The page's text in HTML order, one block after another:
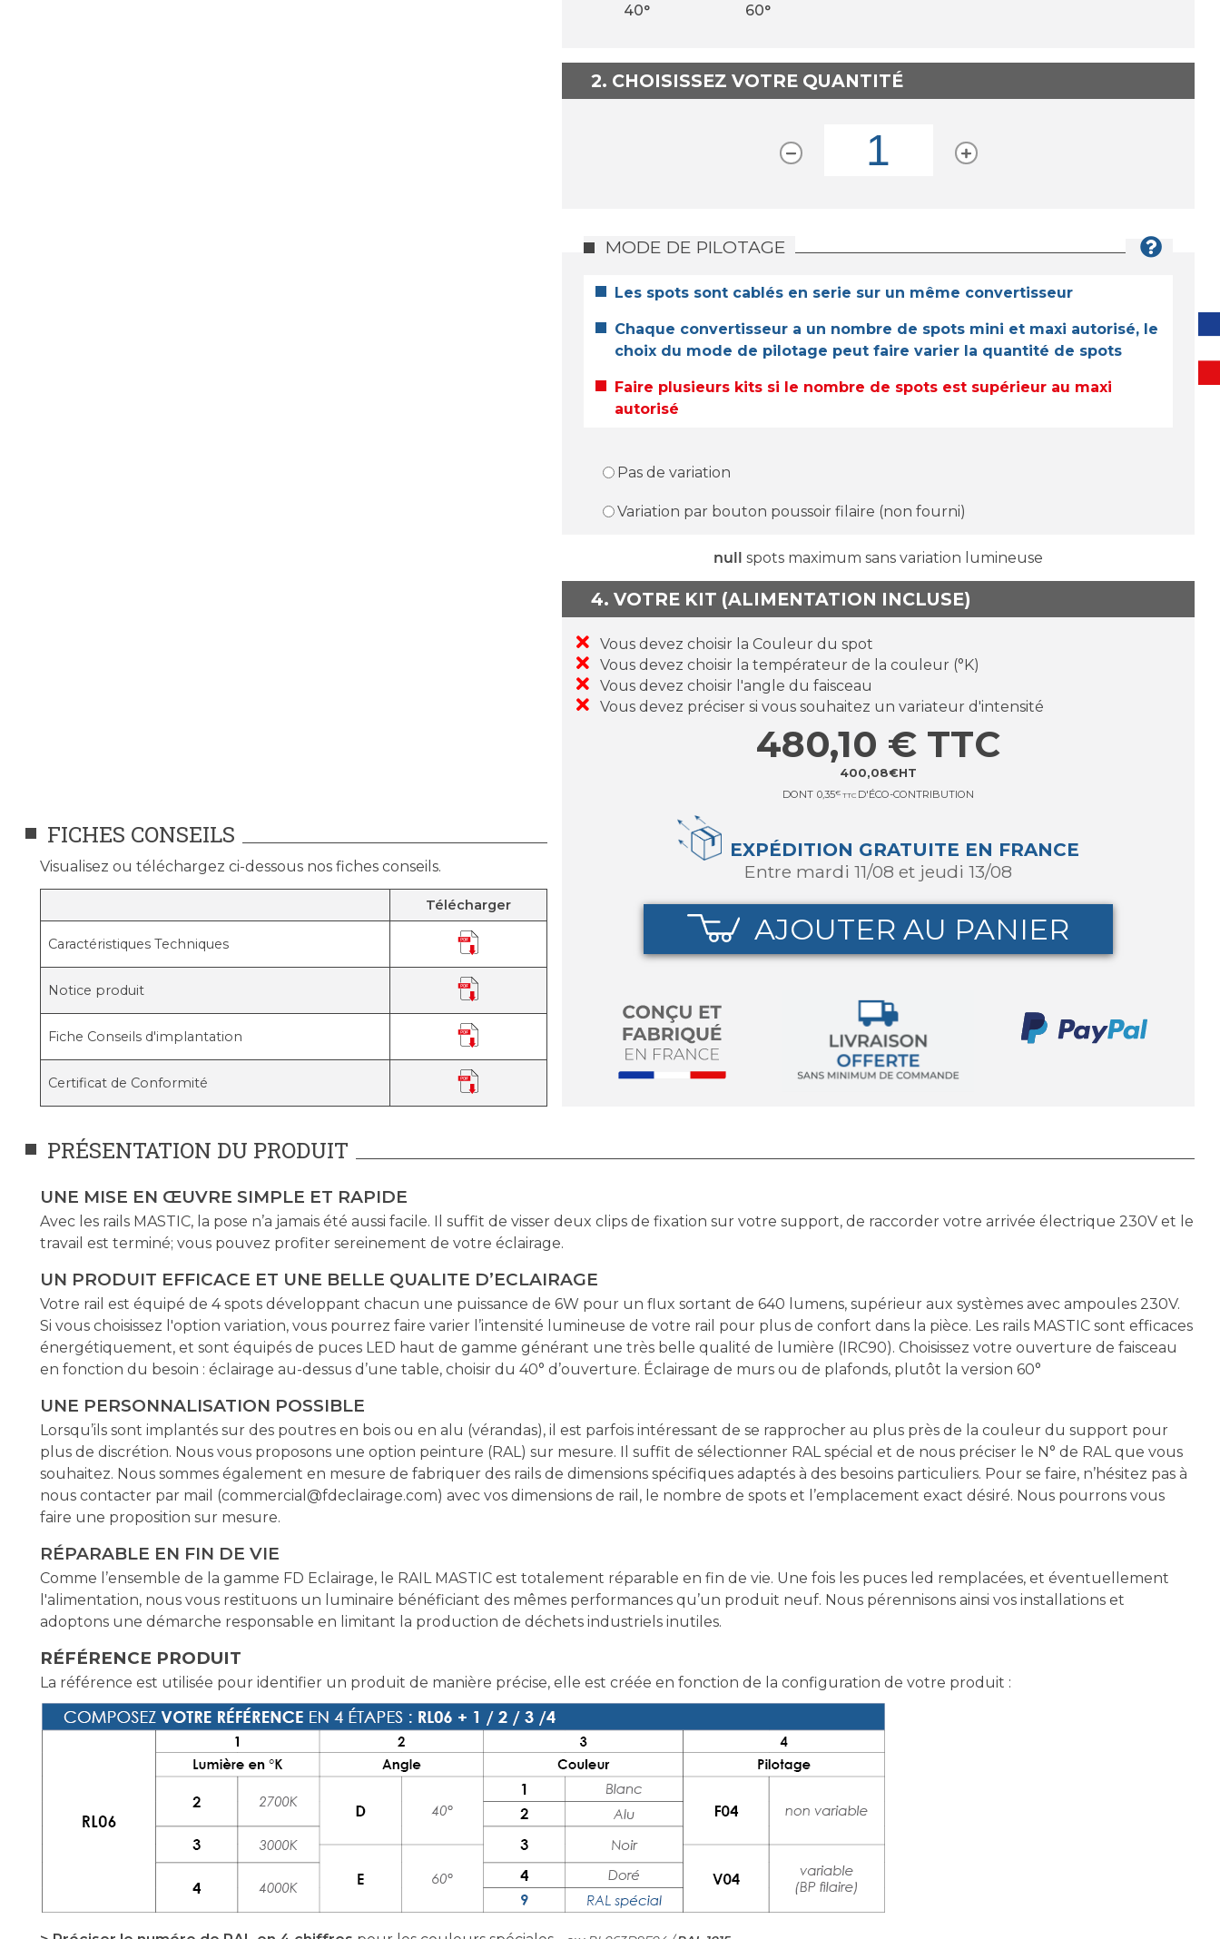
FICHES CONSEILS
Visualisez ou téléchargez ci-dessous nos fiches conseils.
Télécharger
Caractéristiques Techniques
Notice produit
Fiche Conseils d'implantation
Certificat de Conformité
40° 60°
2. CHOISISSEZ VOTRE QUANTITÉ
MODE DE PILOTAGE
Les spots sont cablés en serie sur un même convertisseur
Chaque convertisseur a un nombre de spots mini et maxi autorisé, le
choix du mode de pilotage peut faire varier la quantité de spots
Faire plusieurs kits si le nombre de spots est supérieur au maxi
autorisé
Pas de variation
Variation par bouton poussoir filaire (non fourni)
null spots maximum sans variation lumineuse
4. VOTRE KIT (ALIMENTATION INCLUSE)
Vous devez choisir la Couleur du spot
Vous devez choisir la températeur de la couleur (°K)
Vous devez choisir l'angle du faisceau
Vous devez préciser si vous souhaitez un variateur d'intensité
400,08€HT
480,10 € TTC
DONT 0,35€ TTC D'ÉCO-CONTRIBUTION
EXPÉDITION GRATUITE EN FRANCE
entre mardi 11/08 et jeudi 13/08
AJOUTER AU PANIER
PRÉSENTATION DU PRODUIT
UNE MISE EN ŒUVRE SIMPLE ET RAPIDE
Avec les rails MASTIC, la pose n’a jamais été aussi facile. Il suffit de visser deux clips de fixation sur votre support, de raccorder votre arrivée électrique 230V et le
travail est terminé; vous pouvez profiter sereinement de votre éclairage.
UN PRODUIT EFFICACE ET UNE BELLE QUALITE D’ECLAIRAGE
Votre rail est équipé de 4 spots développant chacun une puissance de 6W pour un flux sortant de 640 lumens, supérieur aux systèmes avec ampoules 230V.
Si vous choisissez l'option variation, vous pourrez faire varier l’intensité lumineuse de votre rail pour plus de confort dans la pièce. Les rails MASTIC sont efficaces
énergétiquement, et sont équipés de puces LED haut de gamme générant une très belle qualité de lumière (IRC90). Choisissez votre ouverture de faisceau
en fonction du besoin : éclairage au-dessus d’une table, choisir du 40° d’ouverture. Éclairage de murs ou de plafonds, plutôt la version 60°
UNE PERSONNALISATION POSSIBLE
Lorsqu’ils sont implantés sur des poutres en bois ou en alu (vérandas), il est parfois intéressant de se rapprocher au plus près de la couleur du support pour
plus de discrétion. Nous vous proposons une option peinture (RAL) sur mesure. Il suffit de sélectionner RAL spécial et de nous préciser le N° de RAL que vous
souhaitez. Nous sommes également en mesure de fabriquer des rails de dimensions spécifiques adaptés à des besoins particuliers. Pour se faire, n’hésitez pas à
nous contacter par mail (commercial@fdeclairage.com) avec vos dimensions de rail, le nombre de spots et l’emplacement exact désiré. Nous pourrons vous
faire une proposition sur mesure.
RÉPARABLE EN FIN DE VIE
Comme l’ensemble de la gamme FD Eclairage, le RAIL MASTIC est totalement réparable en fin de vie. Une fois les puces led remplacées, et éventuellement
l'alimentation, nous vous restituons un luminaire bénéficiant des mêmes performances qu’un produit neuf. Nous pérennisons ainsi vos installations et
adoptons une démarche responsable en limitant la production de déchets industriels inutiles.
RÉFÉRENCE PRODUIT
La référence est utilisée pour identifier un produit de manière précise, elle est créée en fonction de la configuration de votre produit :